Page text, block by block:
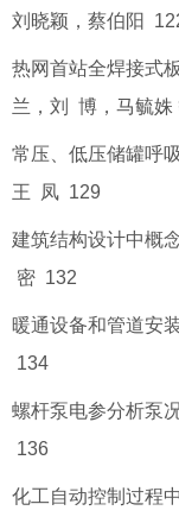
刘晓颖，蔡伯阳
热网首站全焊接式
兰，刘 博，马毓
常压、低压储罐呼
王 凤 129
建筑结构设计中概
密 132
暖通设备和管道安
134
螺杆泵电参分析泵
136
化工自动控制过程